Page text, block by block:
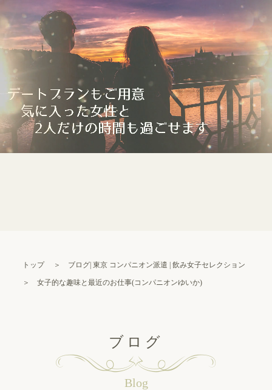
トップ ＞ ブログ| 東京 コンパニオン派遣 | 飲み女子セレクション
＞ 女子的な趣味と最近のお仕事(コンパニオンゆいか)
ブログ
Blog